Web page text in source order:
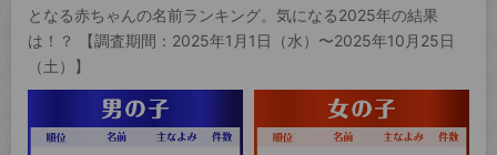
となる赤ちゃんの名前ランキング。気になる2025年の結果
は！？ 【調査期間：2025年1月1日（水）〜2025年10月25日
（土）】